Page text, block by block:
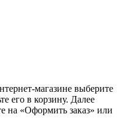
магазине выберите
его в корзину. Далее
на «Оформить заказ» или